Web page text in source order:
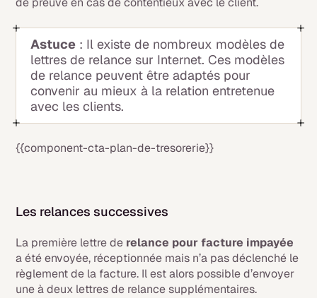
Astuce : Il existe de nombreux modèles de
lettres de relance sur Internet. Ces modèles
de relance peuvent être adaptés pour
convenir au mieux à la relation entretenue
avec les clients.
{{component-cta-plan-de-tresorerie}}
Les relances successives
La première lettre de relance pour facture impayée
a été envoyée, réceptionnée mais n’a pas déclenché le
règlement de la facture. Il est alors possible d’envoyer
une à deux lettres de relance supplémentaires.